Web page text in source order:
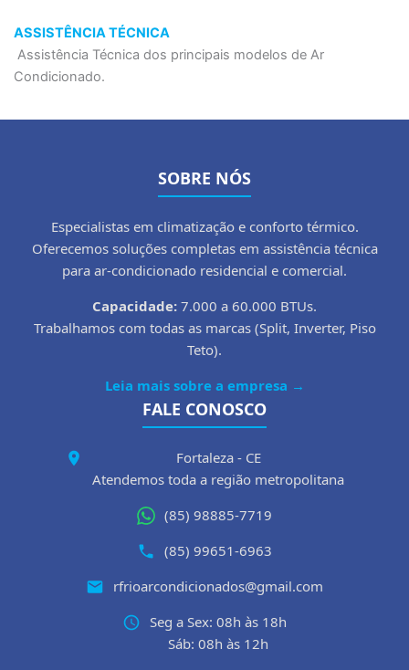
ASSISTÊNCIA TÉCNICA
Assistência Técnica dos principais modelos de Ar
Condicionado.
SOBRE NÓS
Especialistas em climatização e conforto térmico.
Oferecemos soluções completas em assistência técnica
para ar-condicionado residencial e comercial.
Capacidade: 7.000 a 60.000 BTUs.
Trabalhamos com todas as marcas (Split, Inverter, Piso
Teto).
Leia mais sobre a empresa →
FALE CONOSCO
Fortaleza - CE
Atendemos toda a região metropolitana
(85) 98885-7719
(85) 99651-6963
rfrioarcondicionados@gmail.com
Seg a Sex: 08h às 18h
Sáb: 08h às 12h